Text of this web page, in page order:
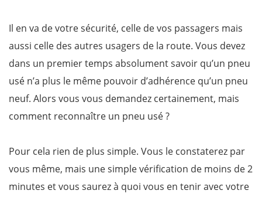
Il en va de votre sécurité, celle de vos passagers mais
aussi celle des autres usagers de la route. Vous devez
dans un premier temps absolument savoir qu’un pneu
usé n’a plus le même pouvoir d’adhérence qu’un pneu
neuf. Alors vous vous demandez certainement, mais
comment reconnaître un pneu usé ?
Pour cela rien de plus simple. Vous le constaterez par
vous même, mais une simple vérification de moins de 2
minutes et vous saurez à quoi vous en tenir avec votre